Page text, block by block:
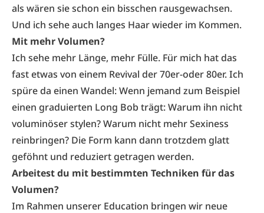
als wären sie schon ein bisschen rausgewachsen.
Und ich sehe auch langes Haar wieder im Kommen.
Mit mehr Volumen?
Ich sehe mehr Länge, mehr Fülle. Für mich hat das
fast etwas von einem Revival der 70er-oder 80er. Ich
spüre da einen Wandel: Wenn jemand zum Beispiel
einen graduierten Long Bob trägt: Warum ihn nicht
voluminöser stylen? Warum nicht mehr Sexiness
reinbringen? Die Form kann dann trotzdem glatt
geföhnt und reduziert getragen werden.
Arbeitest du mit bestimmten Techniken für das
Volumen?
Im Rahmen unserer Education bringen wir neue